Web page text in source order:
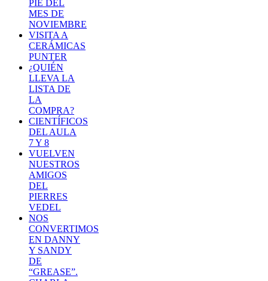
PIE DEL
MES DE
NOVIEMBRE
VISITA A
CERÁMICAS
PUNTER
¿QUIÉN
LLEVA LA
LISTA DE
LA
COMPRA?
CIENTÍFICOS
DEL AULA
7 Y 8
VUELVEN
NUESTROS
AMIGOS
DEL
PIERRES
VEDEL
NOS
CONVERTIMOS
EN DANNY
Y SANDY
DE
“GREASE”.